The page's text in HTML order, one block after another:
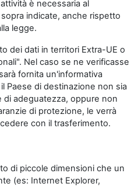
è necessaria al
indicate, anche rispetto
legge.
dei dati in territori Extra-UE o
Nel caso se ne verificasse
fornita un'informativa
Paese di destinazione non sia
di adeguatezza, oppure non
di protezione, le verrà
con il trasferimento.
di piccole dimensioni che un
(es: Internet Explorer,